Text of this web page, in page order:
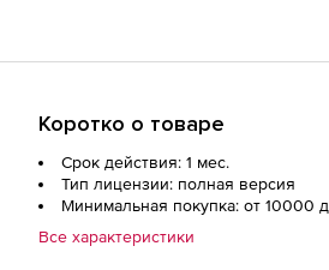
Коротко о товаре
Срок действия: 1 мес.
Тип лицензии: полная версия
Минимальная покупка: от 10000
Все характеристики